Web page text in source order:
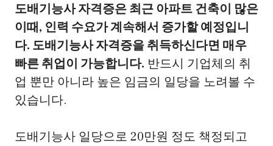
도배기능사 자격증은 최근 아파트 건축이 많은
이때, 인력 수요가 계속해서 증가할 예정입니
다. 도배기능사 자격증을 취득하신다면 매우
빠른 취업이 가능합니다. 반드시 기업체의 취
업 뿐만 아니라 높은 임금의 일당을 노려볼 수
있습니다.
도배기능사 일당으로 20만원 정도 책정되고